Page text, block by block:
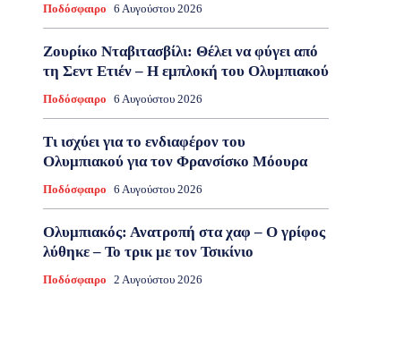
Ποδόσφαιρο 6 Αυγούστου 2026
Ζουρίκο Νταβιτασβίλι: Θέλει να φύγει από
τη Σεντ Ετιέν – Η εμπλοκή του Ολυμπιακού
Ποδόσφαιρο 6 Αυγούστου 2026
Τι ισχύει για το ενδιαφέρον του
Ολυμπιακού για τον Φρανσίσκο Μόουρα
Ποδόσφαιρο 6 Αυγούστου 2026
Ολυμπιακός: Ανατροπή στα χαφ – Ο γρίφος
λύθηκε – Το τρικ με τον Τσικίνιο
Ποδόσφαιρο 2 Αυγούστου 2026